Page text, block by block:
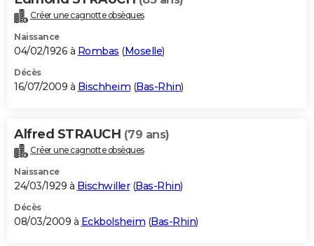
Créer une cagnotte obsèques
Naissance
04/02/1926 à Rombas (Moselle)
Décès
16/07/2009 à Bischheim (Bas-Rhin)
Alfred STRAUCH (79 ans)
Créer une cagnotte obsèques
Naissance
24/03/1929 à Bischwiller(Bas-Rhin)
Décès
08/03/2009 à Eckbolsheim (Bas-Rhin)